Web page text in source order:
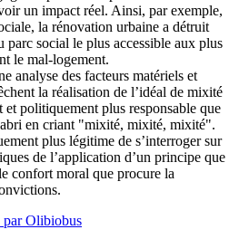
un impact réel. Ainsi, par exemple,
la rénovation urbaine a détruit
parc social le plus accessible aux plus
le mal-logement.
analyse des facteurs matériels et
la réalisation de l’idéal de mixité
et politiquement plus responsable que
en criant "mixité, mixité, mixité".
plus légitime de s’interroger sur
de l’application d’un principe que
confort moral que procure la
parOlibiobus